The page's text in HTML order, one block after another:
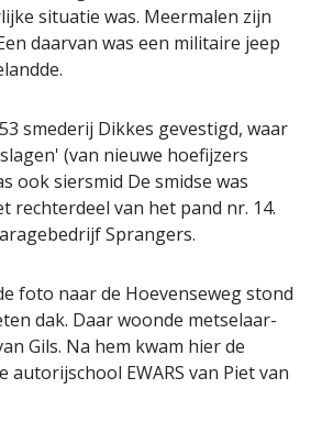
situatie was. Meermalen zijn
daarvan was een militaire jeep
smederij Dikkes gevestigd, waar
(van nieuwe hoefijzers
ook siersmid De smidse was
rechterdeel van het pand nr. 14.
Sprangers.
foto naar de Hoevenseweg stond
dak. Daar woonde metselaar-
Gils. Na hem kwam hier de
autorijschool EWARS van Piet van